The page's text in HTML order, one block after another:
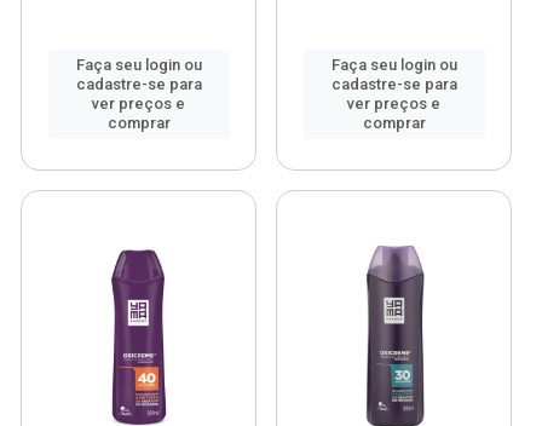
Faça seu login ou
cadastre-se para
ver preços e
comprar
Faça seu login ou
cadastre-se para
ver preços e
comprar